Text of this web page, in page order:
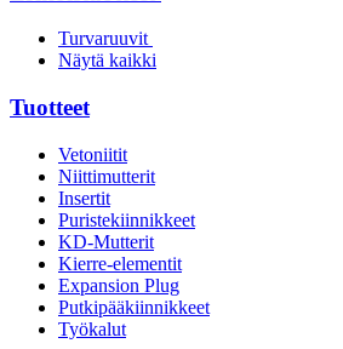
Turvaruuvit
Näytä kaikki
Tuotteet
Vetoniitit
Niittimutterit
Insertit
Puristekiinnikkeet
KD-Mutterit
Kierre-elementit
Expansion Plug
Putkipääkiinnikkeet
Työkalut